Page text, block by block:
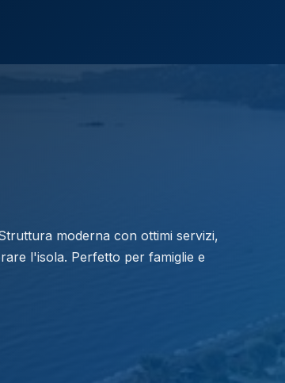
moderna con ottimi servizi,
l'isola. Perfetto per famiglie e